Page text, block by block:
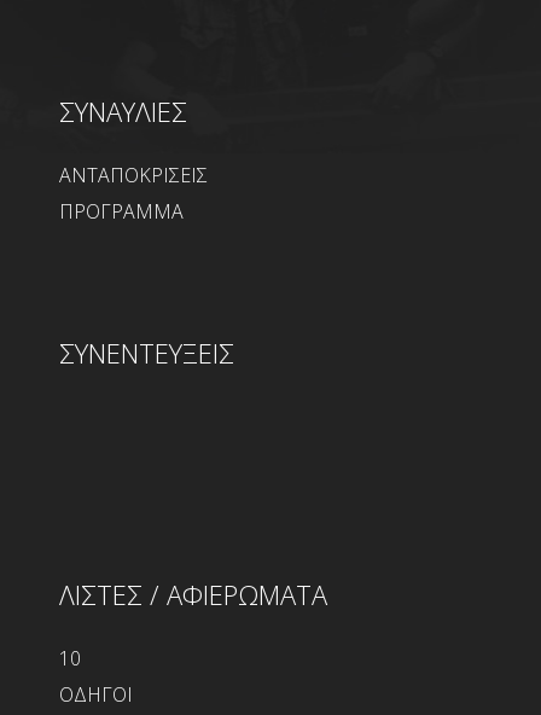
ΣΥΝΑΥΛΙΕΣ
ΑΝΤΑΠΟΚΡΙΣΕΙΣ
ΠΡΟΓΡΑΜΜΑ
ΣΥΝΕΝΤΕΥΞΕΙΣ
ΛΙΣΤΕΣ / ΑΦΙΕΡΩΜΑΤΑ
10
ΟΔΗΓΟΙ